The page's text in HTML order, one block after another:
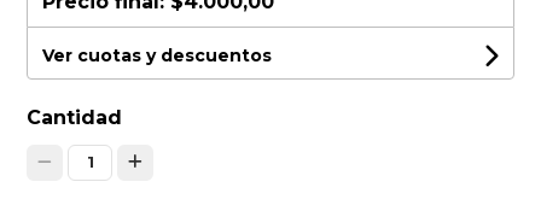
Ver cuotas y descuentos
Cantidad
1